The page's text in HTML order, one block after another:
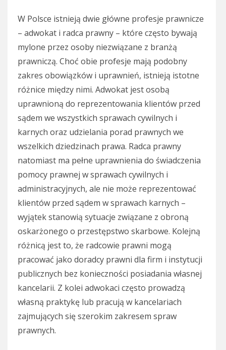
W Polsce istnieją dwie główne profesje prawnicze
– adwokat i radca prawny – które często bywają
mylone przez osoby niezwiązane z branżą
prawniczą. Choć obie profesje mają podobny
zakres obowiązków i uprawnień, istnieją istotne
różnice między nimi. Adwokat jest osobą
uprawnioną do reprezentowania klientów przed
sądem we wszystkich sprawach cywilnych i
karnych oraz udzielania porad prawnych we
wszelkich dziedzinach prawa. Radca prawny
natomiast ma pełne uprawnienia do świadczenia
pomocy prawnej w sprawach cywilnych i
administracyjnych, ale nie może reprezentować
klientów przed sądem w sprawach karnych –
wyjątek stanowią sytuacje związane z obroną
oskarżonego o przestępstwo skarbowe. Kolejną
różnicą jest to, że radcowie prawni mogą
pracować jako doradcy prawni dla firm i instytucji
publicznych bez konieczności posiadania własnej
kancelarii. Z kolei adwokaci często prowadzą
własną praktykę lub pracują w kancelariach
zajmujących się szerokim zakresem spraw
prawnych.